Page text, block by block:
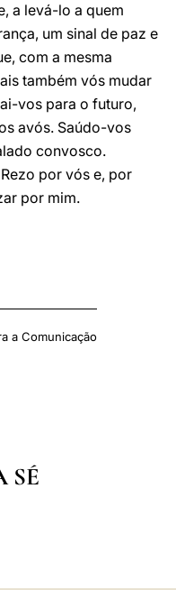
a levá-lo a quem
um sinal de paz e
com a mesma
também vós mudar
vos para o futuro,
avós. Saúdo-vos
convosco.
por vós e, por
por mim.
a Comunicação
SÉ